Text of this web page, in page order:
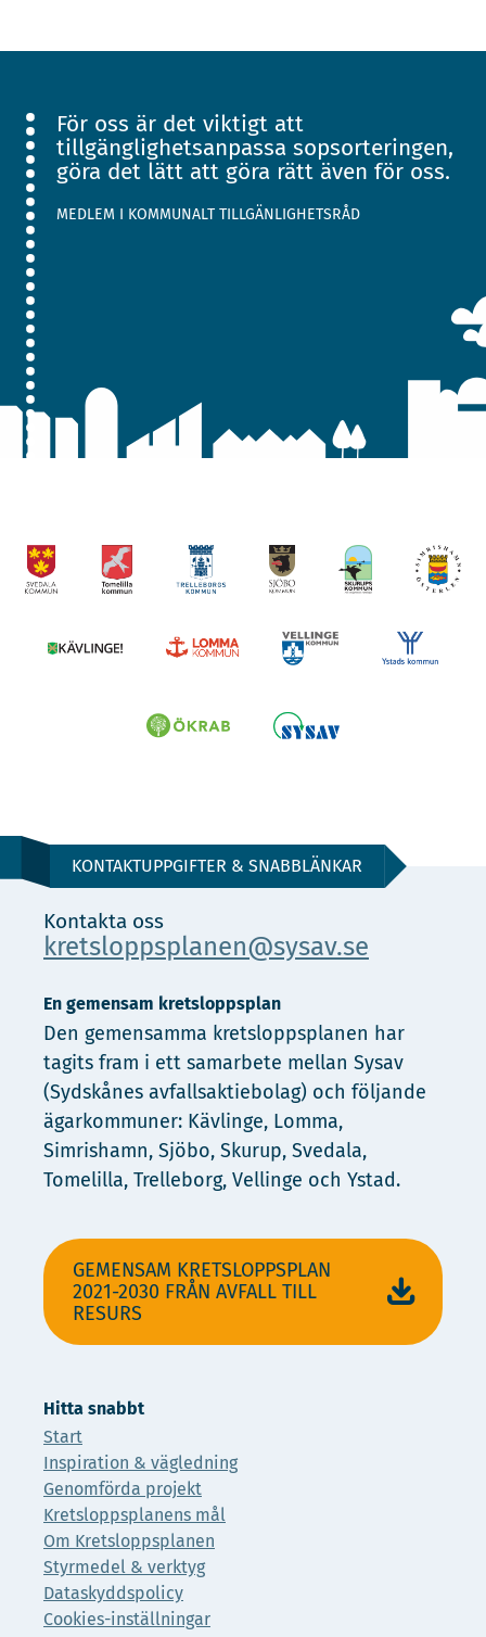
För oss är det viktigt att
tillgänglighetsanpassa sopsorteringen,
göra det lätt att göra rätt även för oss.
MEDLEM I KOMMUNALT TILLGÄNLIGHETSRÅD
KONTAKTUPPGIFTER & SNABBLÄNKAR
Kontakta oss
kretsloppsplanen@sysav.se
En gemensam kretsloppsplan
Den gemensamma kretsloppsplanen har
tagits fram i ett samarbete mellan Sysav
(Sydskånes avfallsaktiebolag) och följande
ägarkommuner: Kävlinge, Lomma,
Simrishamn, Sjöbo, Skurup, Svedala,
Tomelilla, Trelleborg, Vellinge och Ystad.
GEMENSAM KRETSLOPPSPLAN
2021-2030 FRÅN AVFALL TILL
RESURS
Hitta snabbt
Start
Inspiration & vägledning
Genomförda projekt
Kretsloppsplanens mål
Om Kretsloppsplanen
Styrmedel & verktyg
Dataskyddspolicy
Cookies-inställningar